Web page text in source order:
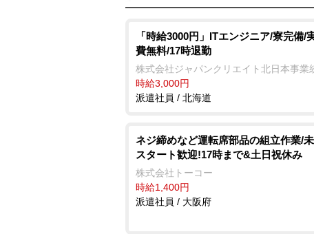
「時給3000円」ITエンジニア/寮完備/
費無料/17時退勤
株式会社ジャパンクリエイト北日本事業
時給3,000円
派遣社員 / 北海道
ネジ締めなど運転席部品の組立作業/
スタート歓迎!17時まで&土日祝休み
株式会社トーコー
時給1,400円
派遣社員 / 大阪府